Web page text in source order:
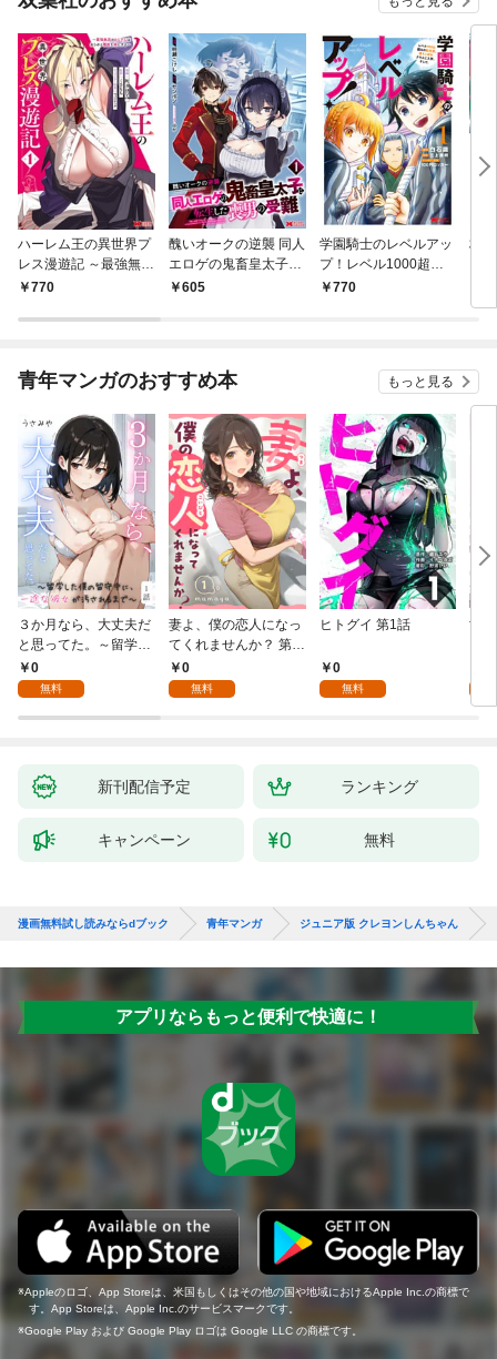
ハーレム王の異世界プ
レス漫遊記 ～最強無双
のおじさんはあらゆる
ミック） 1
770
醜いオークの逆襲 同人
エロゲの鬼畜皇太子に
転生した喪男の受難
605
学園騎士のレベルアッ
プ！レベル1000超え
の転生者、落ちこぼれ
770
村
青年マンガのおすすめ本 もっと見る
３か月なら、大丈夫だ
と思ってた。～留学し
た僕の留守中に、一途
な彼女が汚されるまで
0
無料
妻よ、僕の恋人になっ
てくれませんか？ 第1
話0
無料
ヒトグイ 第1話
0
無料
世
新刊配信予定 ランキング
キャンペーン 無料
漫画無料試し読みならdブック 青年マンガ ジュニア版 クレヨンしんちゃん
アプリならもっと便利で快適に！
Appleのロゴ、App Storeは、米国もしくはその他の国や地域におけるApple Inc.の商標で
す。App Storeは、Apple Inc.のサービスマークです。
Google Play および Google Play ロゴは Google LLC の商標です。